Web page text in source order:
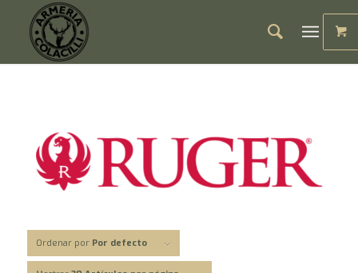
Ordenar por Por defecto